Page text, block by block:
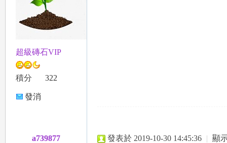
超級磚石VIP
積分 322
發消
a739877 發表於 2019-10-30 14:45:36 | 顯